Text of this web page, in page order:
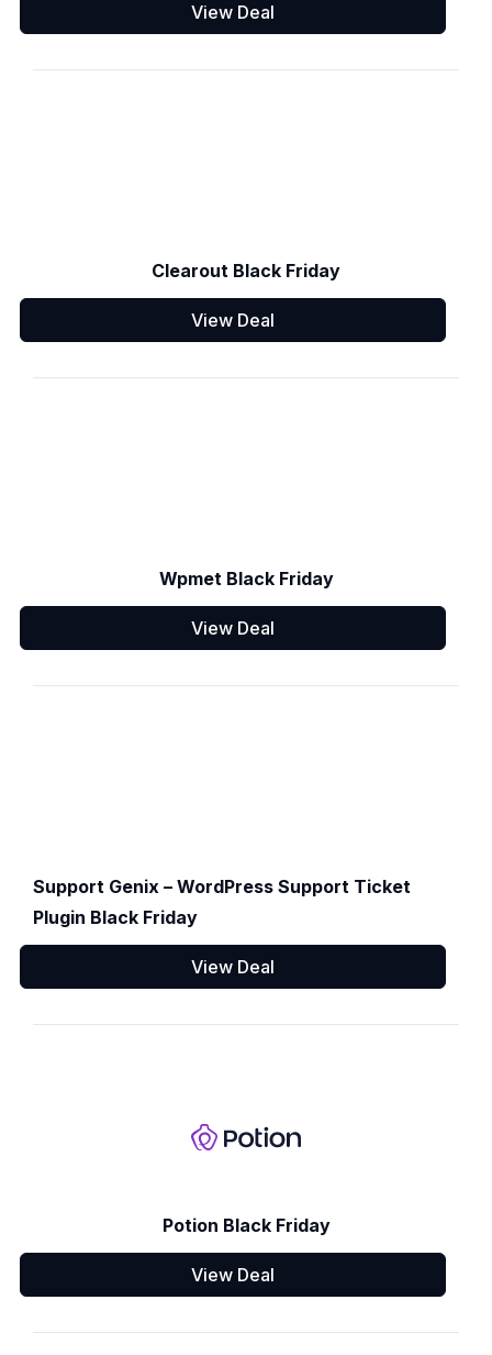
View Deal
Clearout Black Friday
View Deal
Wpmet Black Friday
View Deal
Support Genix – WordPress Support Ticket
Plugin Black Friday
View Deal
Potion Black Friday
View Deal